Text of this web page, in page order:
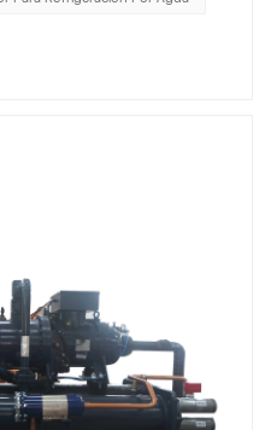
la humedad de las